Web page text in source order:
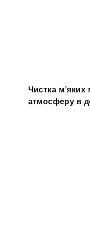
Чистка м’яких
атмосферу в